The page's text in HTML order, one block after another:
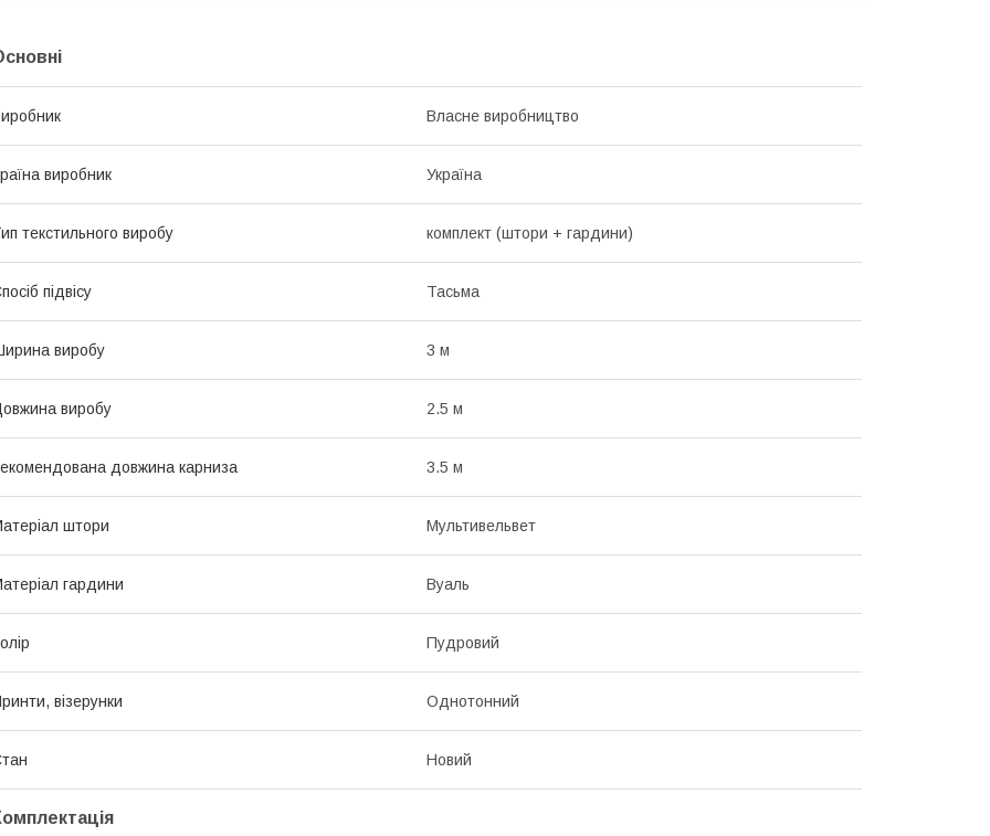
Власне виробництво
виробник Україна
текстильного виробу комплект (штори + гардини)
підвісу Тасьма
виробу 3 м
виробу 2.5 м
довжина карниза 3.5 м
штори Мультивельвет
гардини Вуаль
Пудровий
візерунки Однотонний
Новий